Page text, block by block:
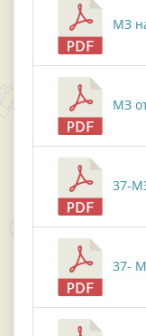
МЗ
МЗ
37-
37-